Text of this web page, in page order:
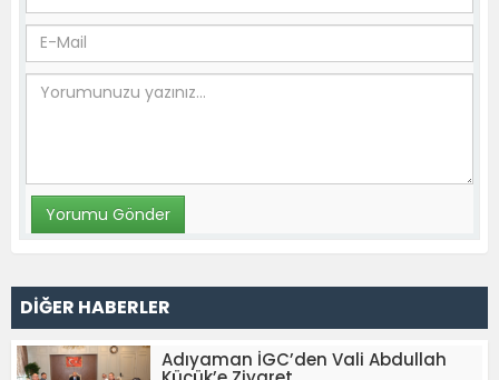
DİĞER HABERLER
Adıyaman İGC’den Vali Abdullah